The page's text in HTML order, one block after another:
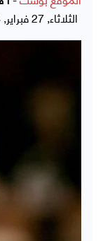
الثلاثاء, 27 فبراير, 2018 - 04:17 مساءً